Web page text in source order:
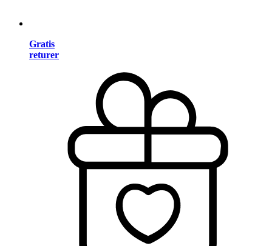
Gratis
returer